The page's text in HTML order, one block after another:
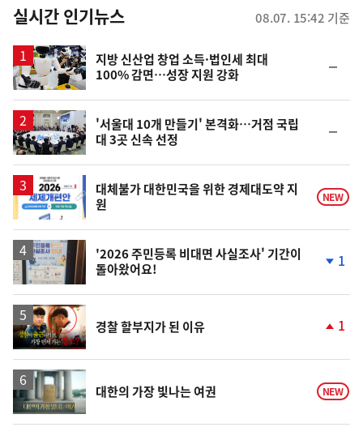
뉴
스
실시간 인기뉴스 08.07. 15:42 기준
지방 신산업 창업 소득·법인세 최대
100% 감면…성장 지원 강화
일
'서울대 10개 만들기' 본격화…거점 국립
대 3곳 신속 선정
일
대체불가 대한민국을 위한 경제대도약 지
원
NEW
'2026 주민등록 비대면 사실조사' 기간이
돌아왔어요!
하
1
영
상
경찰 할부지가 된 이유
상
승
1
영
상
대한의 가장 빛나는 여권 NEW